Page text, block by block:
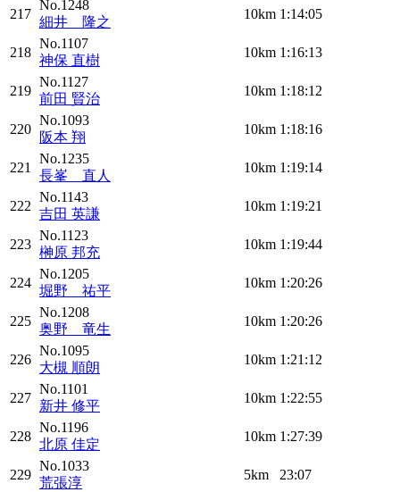
217
No.1248
細井 隆之
10km 1:14:05
218
No.1107
神保 直樹
10km 1:16:13
219
No.1127
前田 賢治
10km 1:18:12
220
No.1093
阪本 翔
10km 1:18:16
221
No.1235
長峯 直人
10km 1:19:14
222
No.1143
吉田 英謙
10km 1:19:21
223
No.1123
榊原 邦充
10km 1:19:44
224
No.1205
堀野 祐平
10km 1:20:26
225
No.1208
奥野 竜生
10km 1:20:26
226
No.1095
大槻 順朗
10km 1:21:12
227
No.1101
新井 修平
10km 1:22:55
228
No.1196
北原 佳定
10km 1:27:39
229
No.1033
荒張淳
5km 23:07